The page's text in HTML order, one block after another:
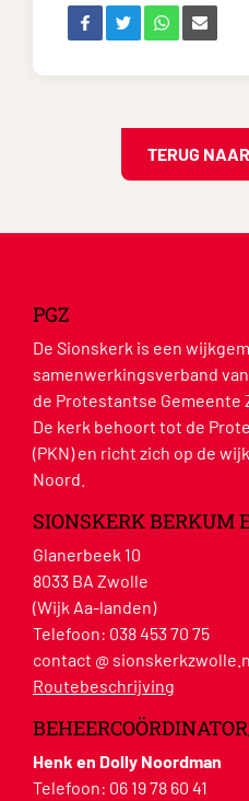
TERUG
PGZ
De Sionskerk is een
samenwerkingsverband van
de Protestantse Gemeente
De kerk behoort tot de
(PKN) en richt zich op de
Noord.
SIONSKERK BERKUM
Glanerbeek 10
8033 BA Zwolle
(Wijk Aa-landen)
Telefoon: 038 453 70 75
contact @
Routebeschrijving
Henk en Dolly Noordman
Telefoon: 06 19 78 60 41